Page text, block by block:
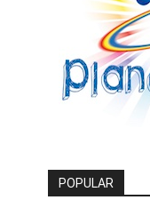
POPULAR